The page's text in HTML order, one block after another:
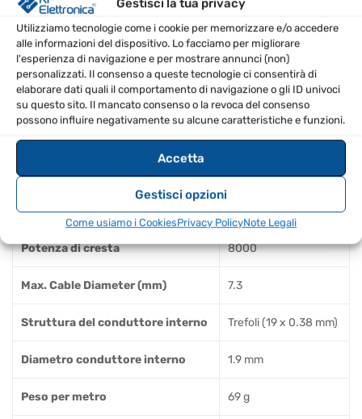
Gestisci la tua privacy
Utilizziamo tecnologie come i cookie per memorizzare e/o accedere
alle informazioni del dispositivo. Lo facciamo per migliorare
l'esperienza di navigazione e per mostrare annunci (non)
personalizzati. Il consenso a queste tecnologie ci consentirà di
elaborare dati quali il comportamento di navigazione o gli ID univoci
su questo sito. Il mancato consenso o la revoca del consenso
possono influire negativamente su alcune caratteristiche e funzioni.
Accetta
Gestisci opzioni
Come usiamo i CookiesPrivacy PolicyNote Legali
Smorzamento 5000 MHz (dB) 49.3
Smorzamento 6000 MHz (dB) 55.3
Velocity Factor 0.83
Potenza mass. @10 MHz 2286
Potenza mass. @144 MHz 629
Potenza mass. @1000 MHz 225
Potenza di cresta 8000
Max. Cable Diameter (mm) 7.3
Struttura del conduttore interno Trefoli (19 x 0.38 mm)
Diametro conduttore interno 1.9 mm
Peso per metro 69 g